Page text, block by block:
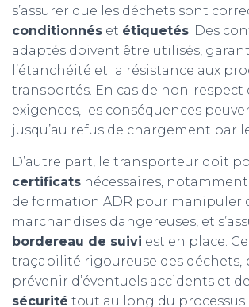
s’assurer que les déchets sont
conditionnés et étiquetés. Des
adaptés doivent être utilisés,
l’étanchéité et la résistance aux
transportés. En cas de non-respect
exigences, les conséquences
jusqu’au refus de chargement par
D’autre part, le transporteur doit
certificats nécessaires,
de formation ADR pour manipuler
marchandises dangereuses, et
bordereau de suivi est en place.
traçabilité rigoureuse des déchets,
prévenir d’éventuels accidents et
sécurité tout au long du processus